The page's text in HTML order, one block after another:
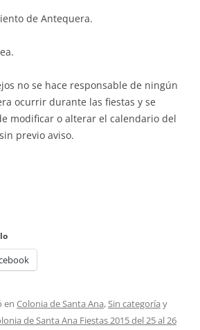
de Antequera.
no se hace responsable de ningún
ocurrir durante las fiestas y se
modificar o alterar el calendario del
previo aviso.
en Colonia de Santa Ana,Sin categoría y
de Santa Ana Fiestas 2015 del 25 al 26